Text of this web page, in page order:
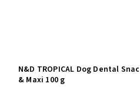
N&D TROPICAL Dog Dental
& Maxi 100 g